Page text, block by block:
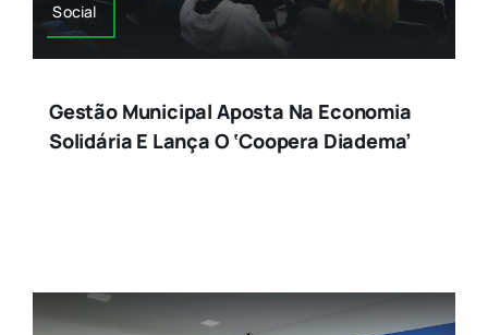
Social
Gestão Municipal Aposta Na Economia
Solidária E Lança O ‘Coopera Diadema’